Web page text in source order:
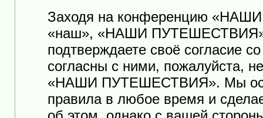
Заходя на конференцию
«наш», «НАШИ ПУТЕШЕСТВИЯ»,
подтверждаете своё согласие
согласны с ними, пожалуйста,
«НАШИ ПУТЕШЕСТВИЯ». Мы
правила в любое время и